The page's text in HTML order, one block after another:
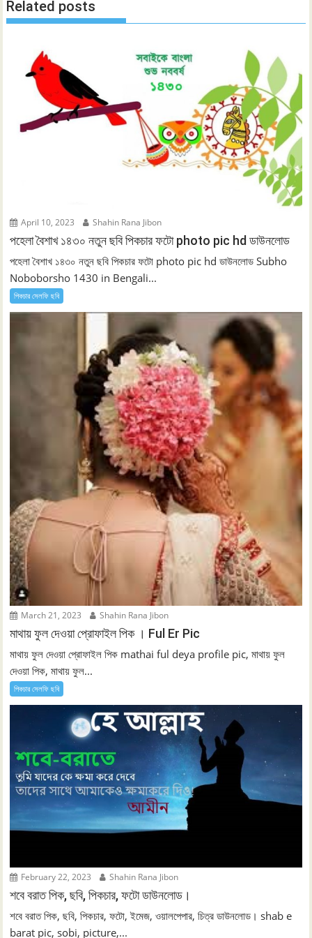
Related posts
April 10, 2023 Shahin Rana Jibon
পহেলা বৈশাখ ১৪৩০ নতুন ছবি পিকচার ফটো photo pic hd ডাউনলোড
পহেলা বৈশাখ ১৪৩০ নতুন ছবি পিকচার ফটো photo pic hd ডাউনলোড Subho
Noboborsho 1430 in Bengali...
পিকচার সেলফি ছবি
March 21, 2023 Shahin Rana Jibon
মাথায় ফুল দেওয়া প্রোফাইল পিক । Ful Er Pic
মাথায় ফুল দেওয়া প্রোফাইল পিক mathai ful deya profile pic, মাথায় ফুল
দেওয়া পিক, মাথায় ফুল...
পিকচার সেলফি ছবি
February 22, 2023 Shahin Rana Jibon
শবে বরাত পিক, ছবি, পিকচার, ফটো ডাউনলোড।
শবে বরাত পিক, ছবি, পিকচার, ফটো, ইমেজ, ওয়ালপেপার, চিত্র ডাউনলোড। shab e
barat pic, sobi, picture,...